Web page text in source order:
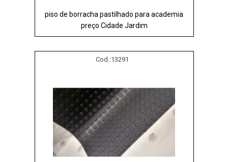
piso de borracha pastilhado para academia
preço Cidade Jardim
Cod.:13291